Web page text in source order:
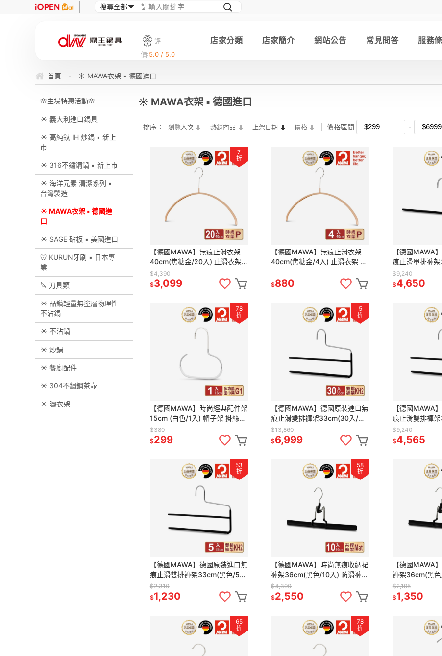
評
價:5.0 / 5.0
店家分類 店家簡介 網站公告 常見問答 服務
首頁 - ☀ MAWA衣架 ▪︎ 德國進口
🌸主場特惠活動🌸
☀ 義大利進口鍋具
☀ 高純鈦 IH 炒鍋 ▪︎ 新上
市
☀ 316不鏽鋼鍋 ▪︎ 新上市
☀ 海洋元素 清潔系列 ▪︎
台灣製造
☀ MAWA衣架 ▪︎ 德國進
口
☀ SAGE 砧板 ▪︎ 美國進口
🦷 KURUN牙刷 ▪︎ 日本專
業
🔪 刀具類
☀ 晶鑽輕量無塗層物理性
不沾鍋
☀ 不沾鍋
☀ 炒鍋
☀ 餐廚配件
☀ 304不鏽鋼茶壺
☀ 曬衣架
☀ MAWA衣架 ▪︎ 德國進口
排序： 瀏覽人次 熱銷商品 上架日期 價格 價格區間
7
折
【德國MAWA】無痕止滑衣架
40cm(焦糖金/20入) 止滑衣架
防滑衣架 無痕防滑衣架 晾衣架
德國原裝進口
$4,390
$3,099
【德國MAWA】無痕止滑衣架
40cm(焦糖金/4入) 止滑衣架 防
國原裝進口
$880
【德國MAWA
痕止滑單排褲
防滑衣架 止滑
滑褲夾 褲架
$9,240
$4,650
78
折
【德國MAWA】時尚經典配件架
15cm (白色/1入) 帽子架 掛絲巾
圍巾 多功能收納 掛皮帶 內衣收
納 衣櫃掛鉤
$380
$299
5
折
【德國MAWA】德國原裝進口無
痕止滑雙排褲架33cm(30入/黑
色) 防滑衣架 止滑衣架 無痕褲架
止滑褲夾 褲架
$13,860
$6,999
【德國MAWA
痕止滑雙排褲
色) 防滑衣架 止
止滑褲夾 褲架
$9,240
$4,565
53
折
【德國MAWA】德國原裝進口無
痕止滑雙排褲架33cm(黑色/5
入) 防滑衣架 止滑衣架 無痕褲架
止滑褲夾 褲架
$2,310
$1,230
58
折
【德國MAWA】時尚無痕收納裙
褲架36cm(黑色/10入) 防滑褲架
止滑褲架 裙架 褲架 無痕褲架 衣
架 裙褲架
$4,390
$2,550
【德國MAWA
褲架36cm(黑
止滑褲架 裙架
架
$2,195
$1,350
65
折
78
折